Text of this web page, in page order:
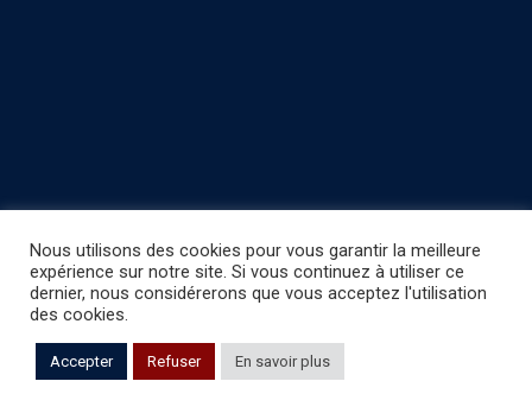
Mentions légales/politique de confidentialité
Nous utilisons des cookies pour vous garantir la meilleure
expérience sur notre site. Si vous continuez à utiliser ce
dernier, nous considérerons que vous acceptez l'utilisation
des cookies.
Accepter Refuser En savoir plus